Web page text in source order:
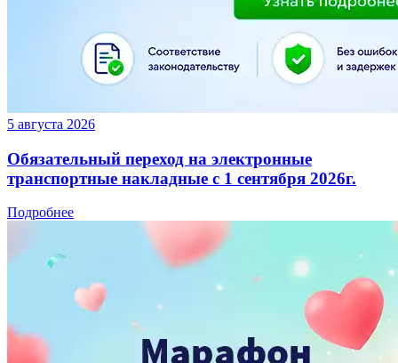
5 августа 2026
Обязательный переход на электронные
транспортные накладные с 1 сентября 2026г.
Подробнее